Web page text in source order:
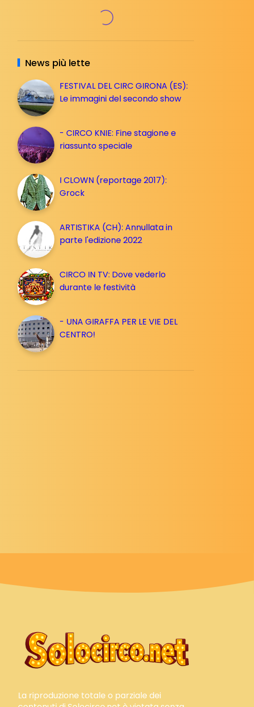
News più lette
FESTIVAL DEL CIRC GIRONA (ES):
Le immagini del secondo show
- CIRCO KNIE: Fine stagione e
riassunto speciale
I CLOWN (reportage 2017):
Grock
ARTISTIKA (CH): Annullata in
parte l'edizione 2022
CIRCO IN TV: Dove vederlo
durante le festività
- UNA GIRAFFA PER LE VIE DEL
CENTRO!
La riproduzione totale o parziale dei